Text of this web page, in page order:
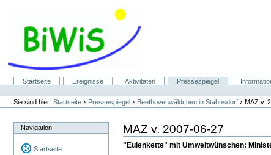
Navigation
SektionenStartseite Ereignisse Aktivitäten Pressespiegel
Benutzerspezifische
Werkzeuge
Sie sind hier: Startseite › Pressespiegel › Beethovenwäldchen in Stahnsdorf ›MAZ v.
Navigation
Startseite
MAZ v. 2007-06-27
"Eulenkette" mit Umweltwünschen: